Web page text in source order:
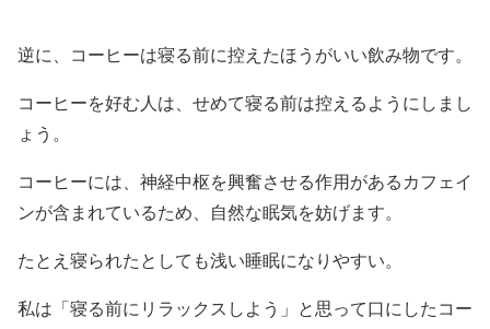
逆に、コーヒーは寝る前に控えたほうがいい飲み物です。
コーヒーを好む人は、せめて寝る前は控えるようにしまし
ょう。
コーヒーには、神経中枢を興奮させる作用があるカフェイ
ンが含まれているため、自然な眠気を妨げます。
たとえ寝られたとしても浅い睡眠になりやすい。
私は「寝る前にリラックスしよう」と思って口にしたコー